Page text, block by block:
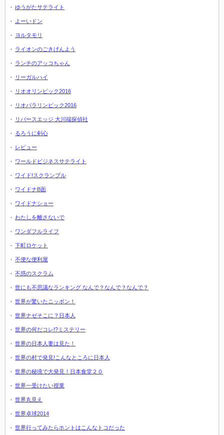
ゆうがたサテライト
よーいドン
ヨルタモリ
ライオンのごきげんよう
ランチのアッコちゃん
リーガルハイ
リオオリンピック2016
リオパラリンピック2016
リバースエッジ 大川端探偵社
るろうに剣心
レビュー
ワールドビジネスサテライト
ワイド!スクランブル
ワイドナB面
ワイドナショー
わたしを離さないで
ワンダフルライフ
下町ロケット
不便な便利屋
不惑のスクラム
世にも不思議なランキング なんで？なんで？なんで？
世界が驚いたニッポン！
世界ナゼそこに？日本人
世界の何だコレ!?ミステリー
世界の日本人妻は見た！
世界の村で発見!こんなところに日本人
世界の秘境で大発見！日本食堂２０
世界一受けたい授業
世界丸見え
世界卓球2014
世界行ってみたらホントはこんなトコだった